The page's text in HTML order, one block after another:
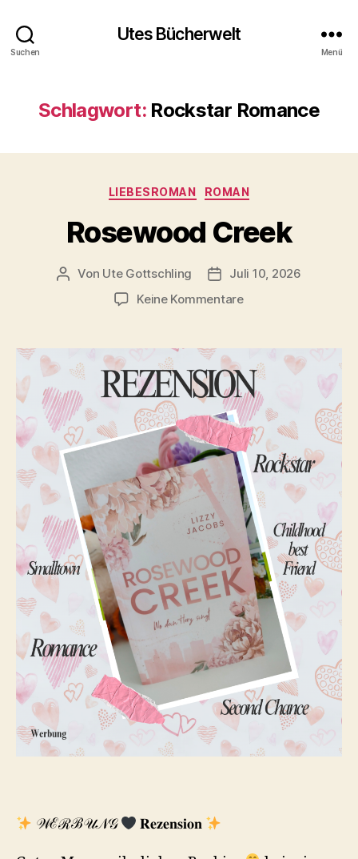
Suchen
Utes Bücherwelt
Menü
Schlagwort: Rockstar Romance
Kategorien
LIEBESROMAN ROMAN
Rosewood Creek
Beitragsautor
Von Ute Gottschling Veröffentlichungsdatum
Juli 10, 2026
Keine Kommentarezu
𝒲ℰℛℬ𝒰𝒩𝒢 𝐑𝐞𝐳𝐞𝐧𝐬𝐢𝐨𝐧